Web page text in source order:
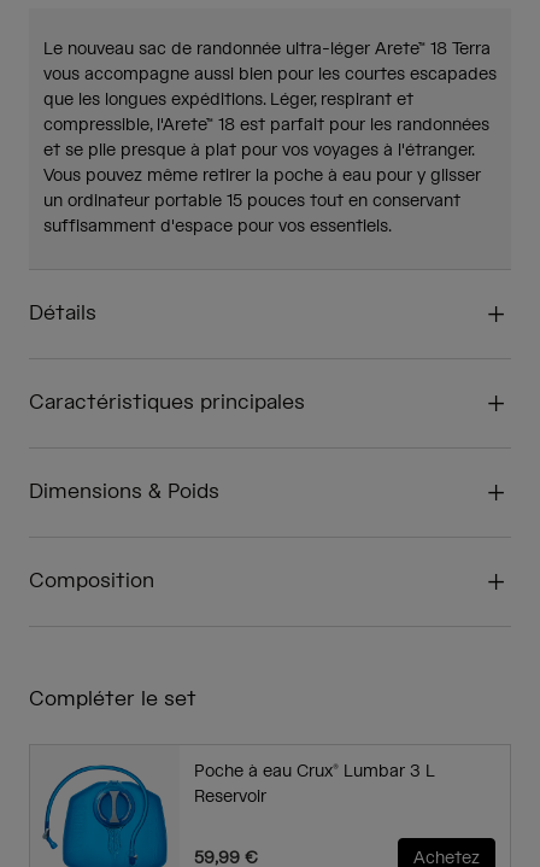
Le nouveau sac de randonnée ultra-léger Arete™ 18 Terra
vous accompagne aussi bien pour les courtes escapades
que les longues expéditions. Léger, respirant et
compressible, l'Arete™ 18 est parfait pour les randonnées
et se plie presque à plat pour vos voyages à l'étranger.
Vous pouvez même retirer la poche à eau pour y glisser
un ordinateur portable 15 pouces tout en conservant
suffisamment d'espace pour vos essentiels.
Détails
Caractéristiques principales
Dimensions & Poids
Composition
Compléter le set
Poche à eau Crux® Lumbar 3 L
Reservoir
59,99 € Achetez